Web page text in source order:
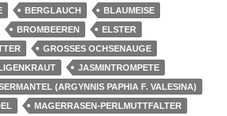
BERGLAUCH
BLAUMEISE
BROMBEEREN
ELSTER
GROSSES OCHSENAUGE
JASMINTROMPETE
(ARGYNNIS PAPHIA F. VALESINA)
MAGERRASEN-PERLMUTTFALTER